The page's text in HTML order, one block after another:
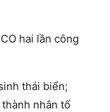
hai lần công
thái biển;
nhân tố